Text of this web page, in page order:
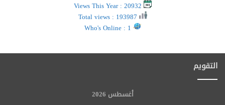
التقويم
أغسطس 2026